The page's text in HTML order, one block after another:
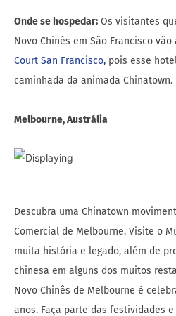
Onde se hospedar: Os visitantes
Novo Chinês em São Francisco
Court San Francisco, pois esse
caminhada da animada Chinatown.
Melbourne, Austrália
Descubra uma Chinatown
Comercial de Melbourne. Visite o
muita história e legado, além de
chinesa em alguns dos muitos
Novo Chinês de Melbourne é
anos. Faça parte das festividades